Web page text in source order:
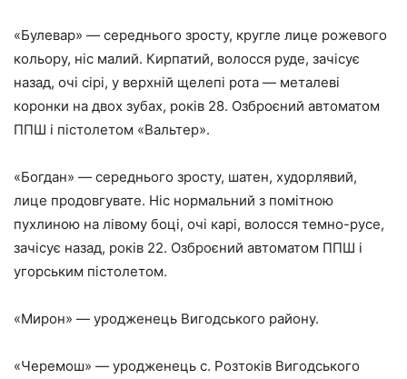
«Булевар» — середнього зросту, кругле лице рожевого
кольору, ніс малий. Кирпатий, волосся руде, зачісує
назад, очі сірі, у верхній щелепі рота — металеві
коронки на двох зубах, років 28. Озброєний автоматом
ППШ і пістолетом «Вальтер».
«Богдан» — середнього зросту, шатен, худорлявий,
лице продовгувате. Ніс нормальний з помітною
пухлиною на лівому боці, очі карі, волосся темно-русе,
зачісує назад, років 22. Озброєний автоматом ППШ і
угорським пістолетом.
«Мирон» — уродженець Вигодського району.
«Черемош» — уродженець с. Розтоків Вигодського